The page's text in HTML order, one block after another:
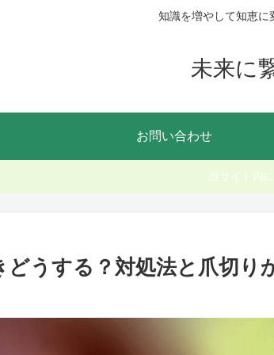
知識を増やして知恵に
未来に
お問い合わせ
当サイト内
うする？対処法と爪切り